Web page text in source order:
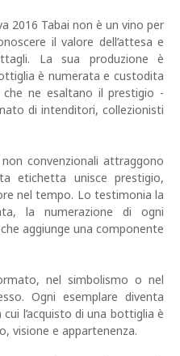
2016 Tabai non è un vino per
il valore dell’attesa e
La sua produzione è
è numerata e custodita
ne esaltano il prestigio -
di intenditori, collezionisti
convenzionali attraggono
etichetta unisce prestigio,
nel tempo. Lo testimonia la
la numerazione di ogni
aggiunge una componente
nel simbolismo o nel
Ogni esemplare diventa
l’acquisto di una bottiglia è
visione e appartenenza.